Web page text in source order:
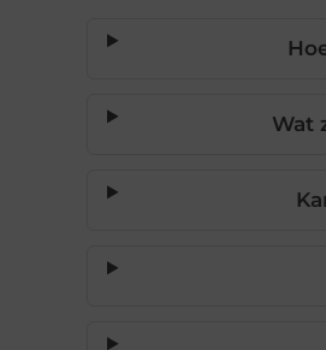
Wat